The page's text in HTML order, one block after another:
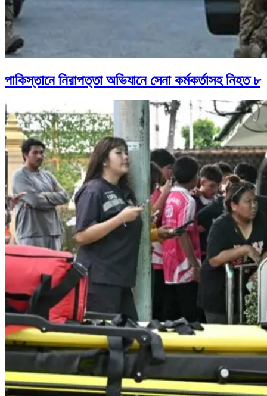
পাকিস্তানে নিরাপত্তা অভিযানে সেনা কর্মকর্তাসহ নিহত ৮